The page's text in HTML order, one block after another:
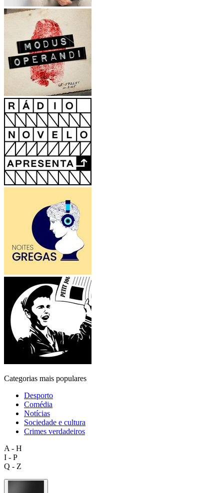
Categorias mais populares
Desporto
Comédia
Notícias
Sociedade e cultura
Crimes verdadeiros
A - H
I - P
Q - Z